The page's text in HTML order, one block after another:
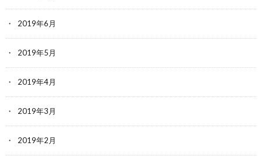
2019年6月
2019年5月
2019年4月
2019年3月
2019年2月